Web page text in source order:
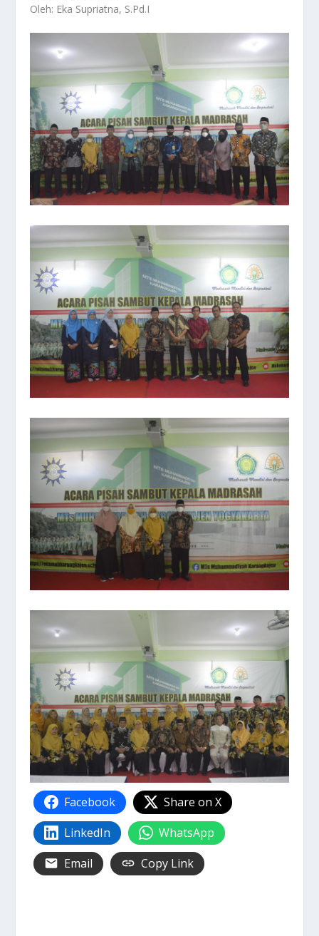
Oleh: Eka Supriatna, S.Pd.I
Facebook
Share on X
LinkedIn
WhatsApp
Email
Copy Link